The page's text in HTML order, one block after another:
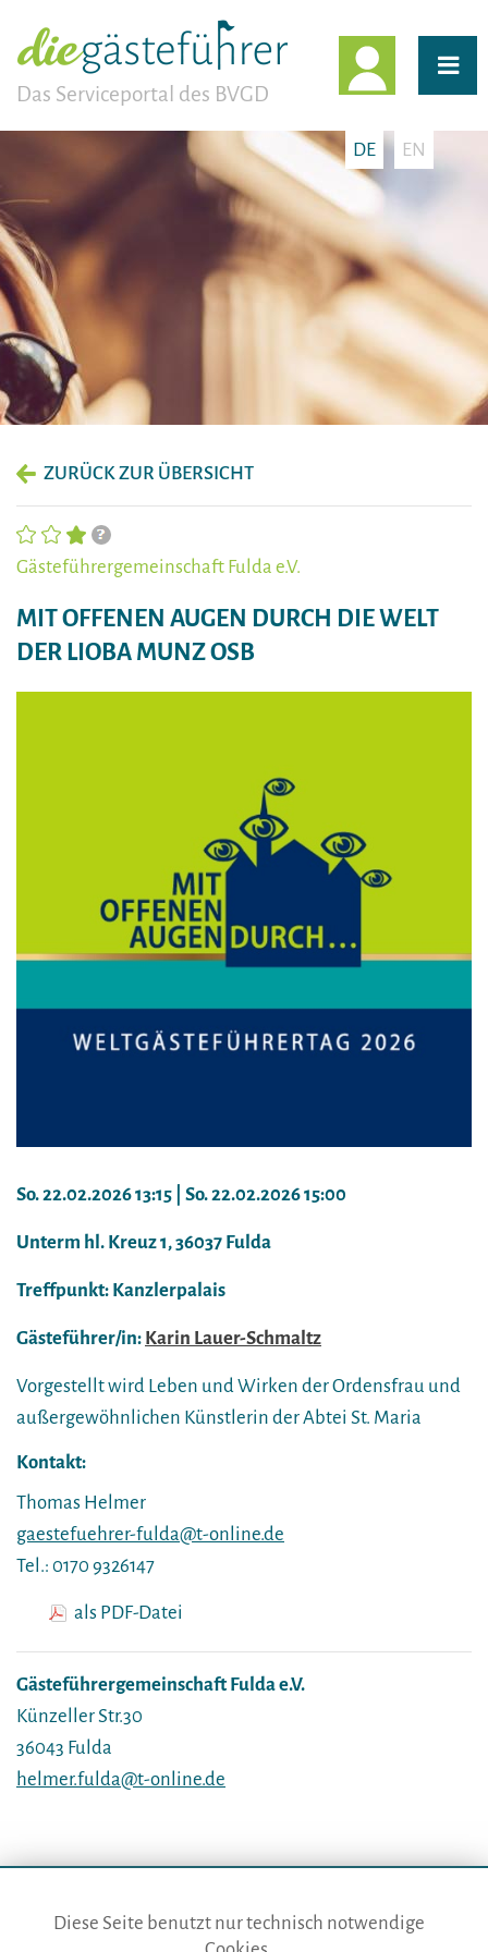
Das Serviceportal des BVGD
DE EN
ZURÜCK ZUR ÜBERSICHT
Gästeführergemeinschaft Fulda e.V.
MIT OFFENEN AUGEN DURCH DIE WELT
DER LIOBA MUNZ OSB
So. 22.02.2026 13:15 | So. 22.02.2026 15:00
Unterm hl. Kreuz 1, 36037 Fulda
Treffpunkt: Kanzlerpalais
Gästeführer/in: Karin Lauer-Schmaltz
Vorgestellt wird Leben und Wirken der Ordensfrau und
außergewöhnlichen Künstlerin der Abtei St. Maria
Kontakt:
Thomas Helmer
gaestefuehrer-fulda@t-online.de
Tel.: 0170 9326147
als PDF-Datei
Gästeführergemeinschaft Fulda e.V.
Künzeller Str.30
36043 Fulda
helmer.fulda@t-online.de
Diese Seite benutzt nur technisch notwendige